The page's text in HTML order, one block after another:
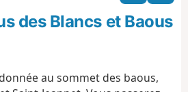
o
l
a
des Blancs et Baous
au sommet des baous,